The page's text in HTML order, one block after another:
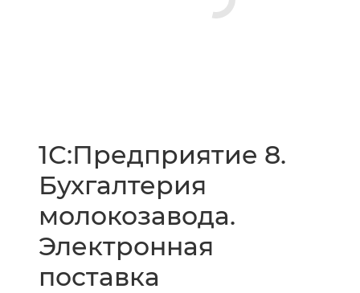
1С:Предприятие 8.
Бухгалтерия
молокозавода.
Электронная
поставка